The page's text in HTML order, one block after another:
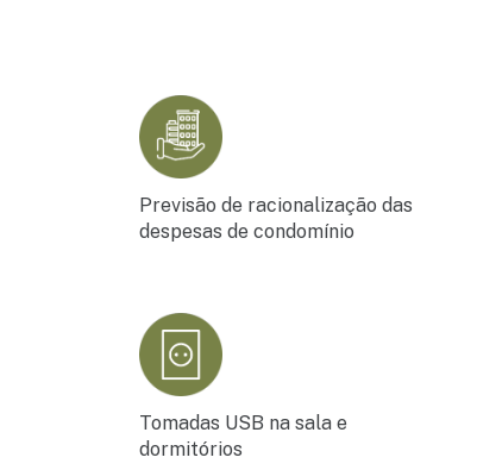
Previsão de racionalização das
despesas de condomínio
Tomadas USB na sala e
dormitórios